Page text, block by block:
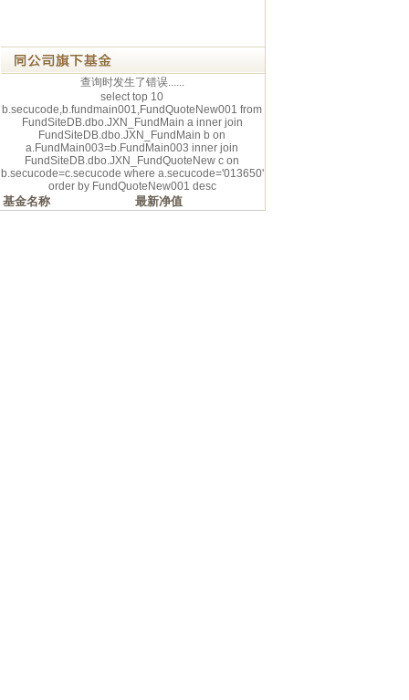
查询时发生了错误......
select top 10
b.secucode,b.fundmain001,FundQuoteNew001 from
FundSiteDB.dbo.JXN_FundMain a inner join
FundSiteDB.dbo.JXN_FundMain b on
a.FundMain003=b.FundMain003 inner join
FundSiteDB.dbo.JXN_FundQuoteNew c on
b.secucode=c.secucode where a.secucode='013650'
order by FundQuoteNew001 desc
基金名称 最新净值